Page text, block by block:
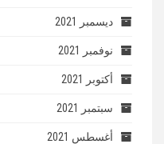
ديسمبر 2021
نوفمبر 2021
أكتوبر 2021
سبتمبر 2021
أغسطس 2021